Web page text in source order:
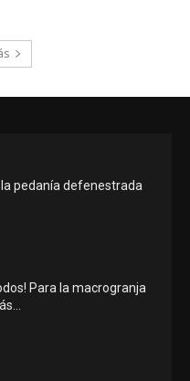
la pedanía defenestrada
Para la macrogranja